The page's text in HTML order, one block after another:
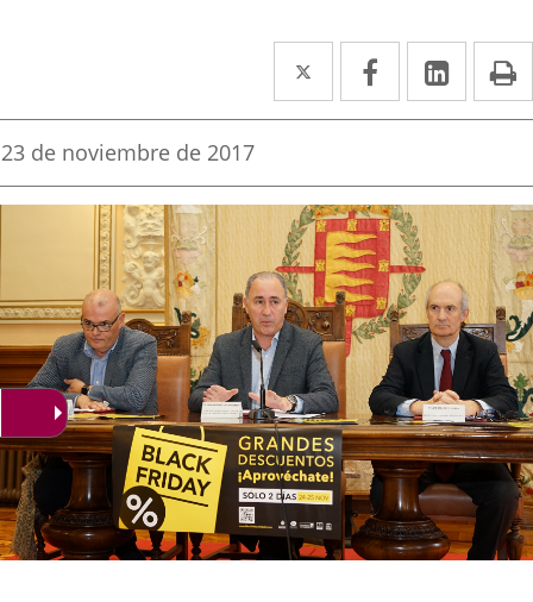
Twitter
Enlace
a
aplicación
externa.
Facebook
Enlace
a
aplicación
externa.
Enlace
a
Fecha
la
23 de noviembre de 2017